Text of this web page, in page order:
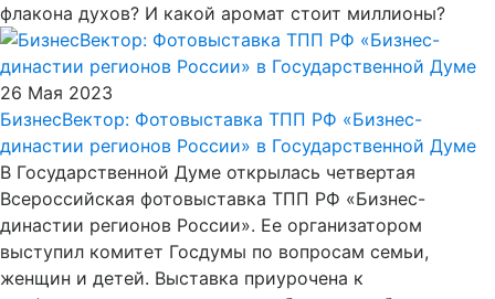
флакона духов? И какой аромат стоит миллионы?
26 Мая 2023
БизнесВектор: Фотовыставка ТПП РФ «Бизнес-
династии регионов России» в Государственной Думе
В Государственной Думе открылась четвертая
Всероссийская фотовыставка ТПП РФ «Бизнес-
династии регионов России». Ее организатором
выступил комитет Госдумы по вопросам семьи,
женщин и детей. Выставка приурочена к